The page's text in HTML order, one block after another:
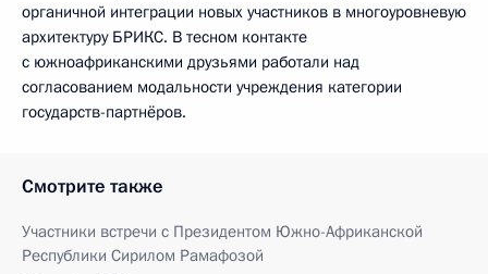
органичной интеграции новых участников в многоуровневую
архитектуру БРИКС. В тесном контакте
с южноафриканскими друзьями работали над
согласованием модальности учреждения категории
государств-партнёров.
Смотрите также
Участники встречи с Президентом Южно-Африканской
Республики Сирилом Рамафозой